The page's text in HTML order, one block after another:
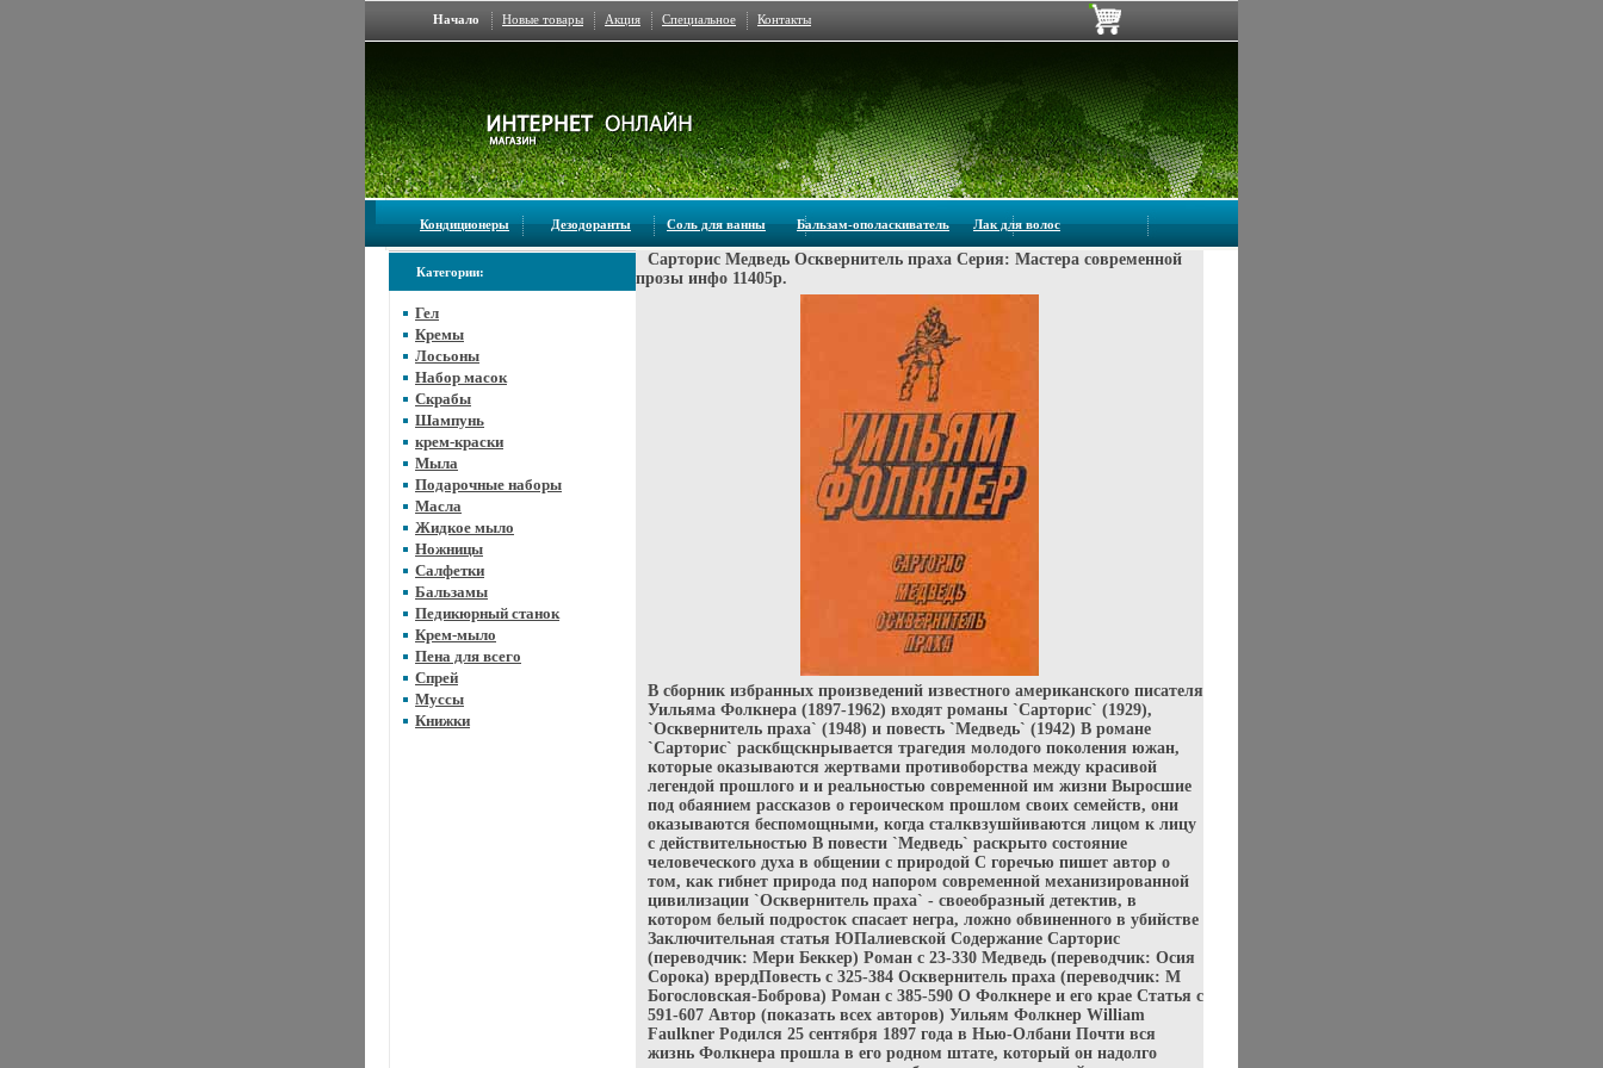
Начало Новые товары Акция Специальное Контакты
Кондиционеры Дезодоранты Соль для ванны Бальзам-ополаскиватель Лак для волос
Категории:
Гел
Кремы
Лосьоны
Набор масок
Скрабы
Шампунь
крем-краски
Мыла
Подарочные наборы
Масла
Жидкое мыло
Ножницы
Салфетки
Бальзамы
Педикюрный станок
Крем-мыло
Пена для всего
Спрей
Муссы
Книжки
Сарторис Медведь Осквернитель праха Серия: Мастера современной
прозы инфо 11405p.
В сборник избранных произведений известного американского писателя
Уильяма Фолкнера (1897-1962) входят романы `Сарторис` (1929),
`Осквернитель праха` (1948) и повесть `Медведь` (1942) В романе
`Сарторис` раскбщскнрывается трагедия молодого поколения южан,
которые оказываются жертвами противоборства между красивой
легендой прошлого и и реальностью современной им жизни Выросшие
под обаянием рассказов о героическом прошлом своих семейств, они
оказываются беспомощными, когда сталквзушйиваются лицом к лицу
с действительностью В повести `Медведь` раскрыто состояние
человеческого духа в общении с природой С горечью пишет автор о
том, как гибнет природа под напором современной механизированной
цивилизации `Осквернитель праха` - своеобразный детектив, в
котором белый подросток спасает негра, ложно обвиненного в убийстве
Заключительная статья ЮПалиевской Содержание Сарторис
(переводчик: Мери Беккер) Роман c 23-330 Медведь (переводчик: Осия
Сорока) врердПовесть c 325-384 Осквернитель праха (переводчик: М
Богословская-Боброва) Роман c 385-590 О Фолкнере и его крае Статья c
591-607 Автор (показать всех авторов) Уильям Фолкнер William
Faulkner Родился 25 сентября 1897 года в Нью-Олбани Почти вся
жизнь Фолкнера прошла в его родном штате, который он надолго